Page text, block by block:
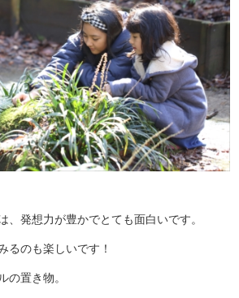
、発想力が豊かでとても面白いです。
るのも楽しいです！
の置き物。